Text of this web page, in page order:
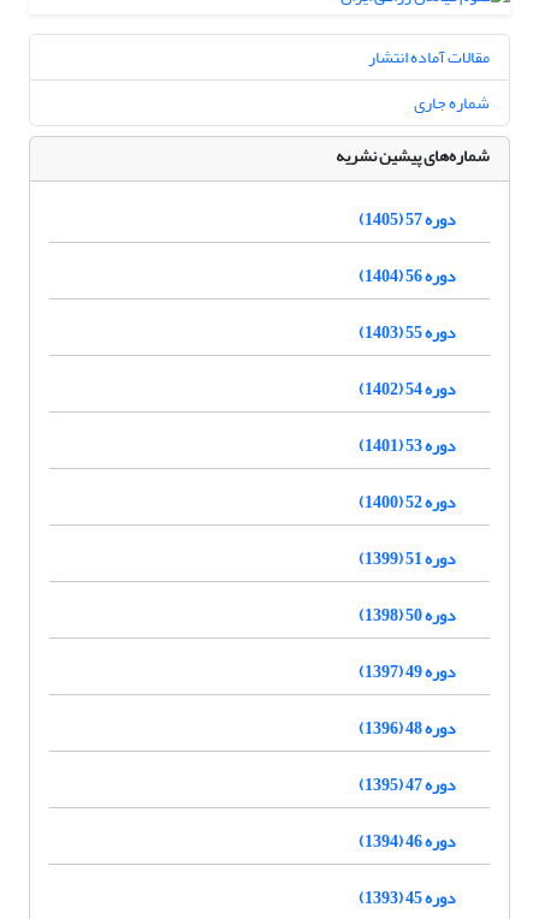
مقالات آماده انتشار
شماره جاری
شماره‌های پیشین نشریه
دوره 57 (1405)
دوره 56 (1404)
دوره 55 (1403)
دوره 54 (1402)
دوره 53 (1401)
دوره 52 (1400)
دوره 51 (1399)
دوره 50 (1398)
دوره 49 (1397)
دوره 48 (1396)
دوره 47 (1395)
دوره 46 (1394)
دوره 45 (1393)